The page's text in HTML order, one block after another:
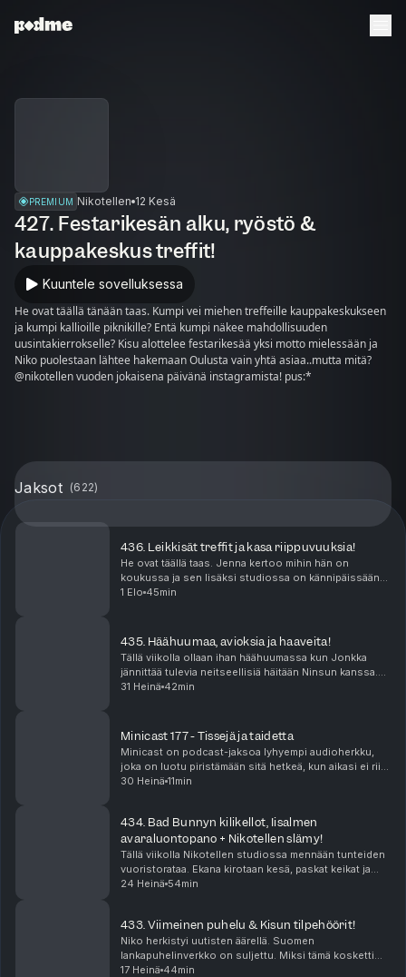
PREMIUM Nikotellen 12 Kesä
427. Festarikesän alku, ryöstö &
kauppakeskus treffit!
Kuuntele sovelluksessa
He ovat täällä tänään taas. Kumpi vei miehen treffeille kauppakeskukseen
ja kumpi kallioille piknikille? Entä kumpi näkee mahdollisuuden
uusintakierrokselle? Kisu alottelee festarikesää yksi motto mielessään ja
Niko puolestaan lähtee hakemaan Oulusta vain yhtä asiaa..mutta mitä?
@nikotellen vuoden jokaisena päivänä instagramista! pus:*
Jaksot (622)
436. Leikkisät treffit ja kasa riippuvuuksia!
He ovat täällä taas. Jenna kertoo mihin hän on
koukussa ja sen lisäksi studiossa on kännipäissään
lyöty 500€ veto. Mutta mistä? Niko suuntasi tutun
1 Elo 45min
435. Häähuumaa, avioksia ja haaveita!
Tällä viikolla ollaan ihan häähuumassa kun Jonkka
jännittää tulevia neitseellisiä häitään Ninsun kanssa.
Miten häät onkaan paisuneet sellaiseksi että näistä
31 Heinä 42min
Minicast 177 - Tissejä ja taidetta
Minicast on podcast-jaksoa lyhyempi audioherkku,
joka on luotu piristämään sitä hetkeä, kun aikasi ei riitä
pitkään, yhtäjaksoiseen keskittymiseen. Minicastit
30 Heinä 11min
434. Bad Bunnyn kilikellot, Iisalmen
avaraluontopano + Nikotellen slämy!
Tällä viikolla Nikotellen studiossa mennään tunteiden
vuoristorataa. Ekana kirotaan kesä, paskat keikat ja
sitten Bad Bunnyn tiktokit vie mennessään! Katja on
24 Heinä 54min
433. Viimeinen puhelu & Kisun tilpehöörit!
Niko herkistyi uutisten äärellä. Suomen
lankapuhelinverkko on suljettu. Miksi tämä kosketti
niin suuresti? Jenna nukkui elämänsä parhaat
17 Heinä 44min